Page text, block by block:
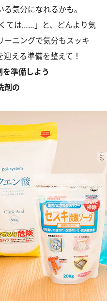
気分になれるかも。
ては……」と、どんより気
ーニングで気分もスッキ
える準備を整えて！
準備しよう
剤の